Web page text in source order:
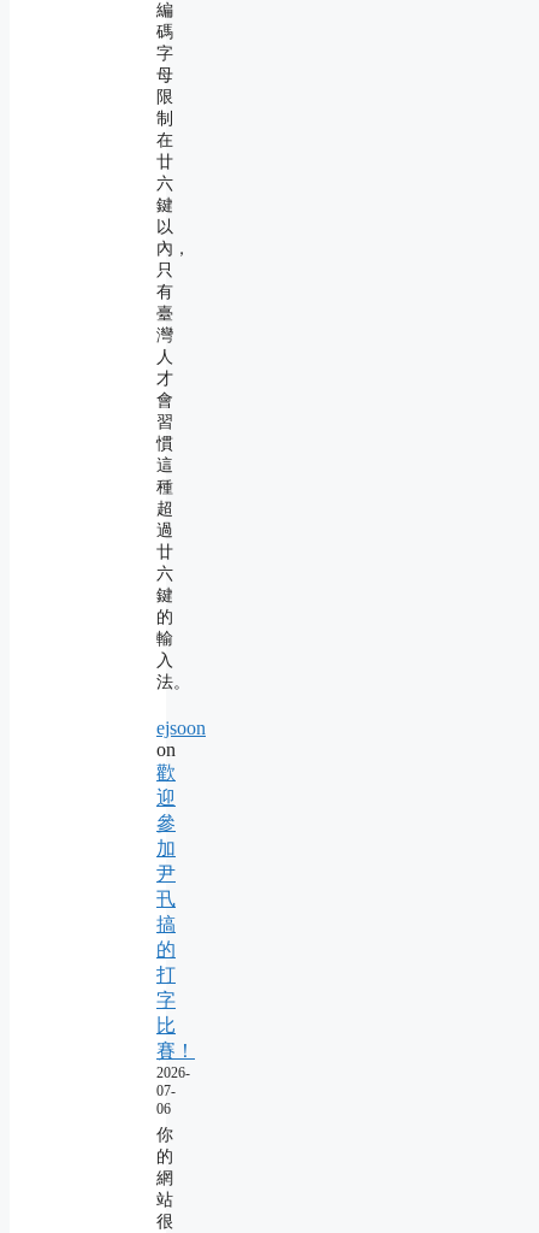
編
碼
字
母
限
制
在
廿
六
鍵
以
內，
只
有
臺
灣
人
才
會
習
慣
這
種
超
過
廿
六
鍵
的
輸
入
法。
ejsoon
on
歡
迎
參
加
尹
卂
搞
的
打
字
比
賽！
2026-
07-
06
你
的
網
站
很